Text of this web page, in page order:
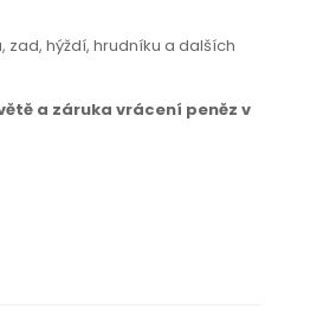
hýždí, hrudníku a dalších
a záruka vrácení peněz v